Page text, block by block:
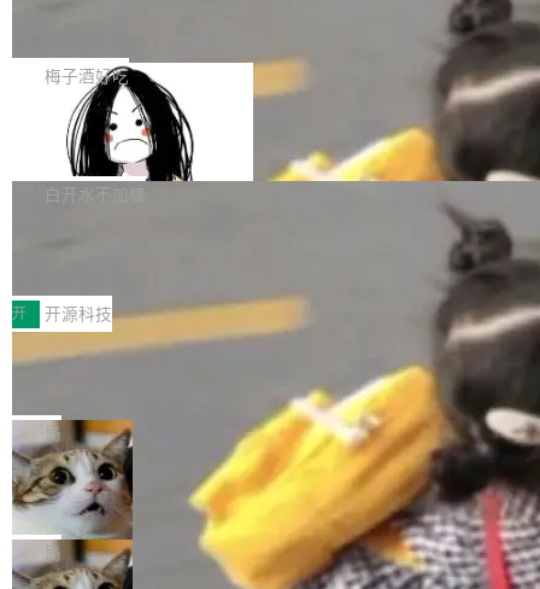
提交的编辑请求也长期处于待处理状态。 Groki
pedia 于去年底上线，定位为由人工智能生成内
容的百科平台，被马斯克视为传统众包百科网站
维基百科的替代方案。Lawfare 调查发现，无论
热门页面还是低关注度页面，均未出现近期更
是这样的：配 MessageSource 的 Bean、写 R
eloadableResourceBundleMessageSource、
声明 LocaleResolver、注册 LocaleChangeInt
erceptor…五六步之后才能看到第一行翻译文
本。 Solon 换了个方式。整个 i18n 模块围绕三
梅子酒好吃
Apache Doris 4.1 全面增强 Iceberg：
支持 UPDATE、MERGE INTO 与 Iceb
erg V3
Apache Doris 4.1 要补齐的，正是缺失的那一
半。在已有查询能力的基础上，Doris 进一步支
常维护操作，并完整支持 Iceberg V3 格式。
白开水不加糖
村国家自主创新示范区会议中心开幕。本届大会
由中关村智联软件服务业质量创新联盟主办，以
“智构可信·质创未来——AI原生时代的质量新范
式”为主题，直面AI从实验室走向规模化产业落地
的核心质量命题。会上，《2026智能研发生产力
工具选型手册》发布，Testin云测的Testin XAge
nt智能测试系统入选AI测试领域代表产品。对CI
O而言，这提示了一个转变：AI测试正在从效率
工具升级为企业的质量基础设施。 CIO面对的新
现实 过去两年，CIO们的焦虑清单上多了两项：
开 开源科技
让非法状态不可表示：一篇关于 ADT
有一种东西，一旦用过就回不去了。Alex Fedos
eev 管它叫"软件设计的基石"。 他说的东西不新
鲜——代数数据类型（ADT），尤其是和类型
（sum type）。但他说清楚了一件事：这不是类
型系统的学术体操，是日常编码的思维方式。 文
章从一个简单的例子切入。一个网站的深色主题
设置，如果用布尔值 + 可空字段来表示——bool
局
Cloudflare 开源内部企业 AI 平台 Clou
dflare OS
Cloudflare 发布了一个开源项目 Cloudflare O
S。如果你只看官方博客，你会觉得这是又一
个"AI 知识库 + 聊天机器人"——每个大厂都在
局